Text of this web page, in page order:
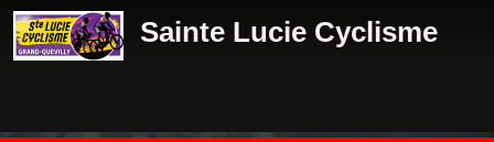
Sainte Lucie Cyclisme
Panneau de gestion des cookies